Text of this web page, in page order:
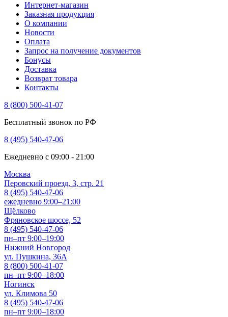
Интернет-магазин
Заказная продукция
О компании
Новости
Оплата
Запрос на получение документов
Бонусы
Доставка
Возврат товара
Контакты
8 (800) 500-41-07
Бесплатный звонок по РФ
8 (495) 540-47-06
Ежедневно с 09:00 - 21:00
Москва
Перовский проезд, 3, стр. 21
8 (495) 540-47-06
ежедневно 9:00–21:00
Щёлково
Фряновское шоссе, 52
8 (495) 540-47-06
пн–пт 9:00–19:00
Нижний Новгород
ул. Пушкина, 36А
8 (800) 500-41-07
пн–пт 9:00–18:00
Ногинск
ул. Климова 50
8 (495) 540-47-06
пн–пт 9:00–18:00